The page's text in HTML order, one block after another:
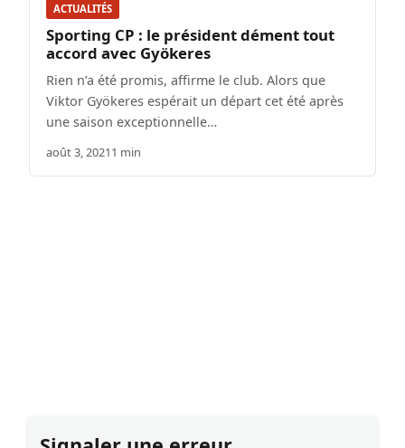
ACTUALITÉS
Sporting CP : le président dément tout
accord avec Gyökeres
Rien n’a été promis, affirme le club. Alors que
Viktor Gyökeres espérait un départ cet été après
une saison exceptionnelle…
août 3, 20211 min